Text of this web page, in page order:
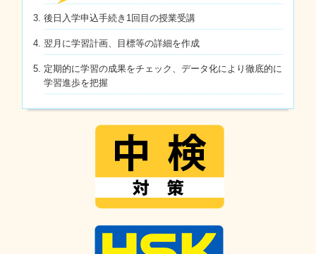
後日入学申込手続き1回目の授業受講
翌月に学習計画、目標等の詳細を作成
定期的に学習の成果をチェック、データ化により徹底的に
学習進歩を把握